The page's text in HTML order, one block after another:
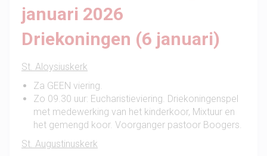
januari 2026
Driekoningen (6 januari)
St. Aloysiuskerk
Za GEEN viering.
Zo 09.30 uur: Eucharistieviering. Driekoningenspel
met medewerking van het kinderkoor, Mixtuur en
het gemengd koor. Voorganger pastoor Boogers.
St. Augustinuskerk